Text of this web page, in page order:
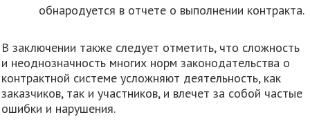
обнародуется в отчете о выполнении контракта.
В заключении также следует отметить, что сложность
и неоднозначность многих норм законодательства о
контрактной системе усложняют деятельность, как
заказчиков, так и участников, и влечет за собой частые
ошибки и нарушения.